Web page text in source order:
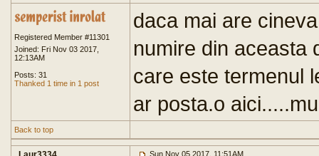
Registered Member #11301
Joined: Fri Nov 03 2017,
12:13AM
Posts: 31
Thanked 1 time in 1 post
daca mai are
numire din aceasta
care este termenul
ar posta.o
Back to top
Sun Nov 05 2017, 11:51AM